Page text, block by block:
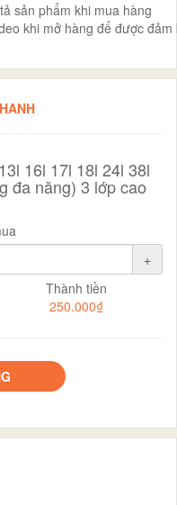
sản phẩm khi mua hàng
khi mở hàng để được
16l 17l 18l 24l 38l
đa năng) 3 lớp cao
+
Thành tiền
250.000₫